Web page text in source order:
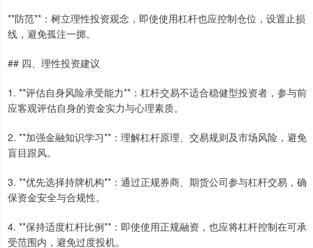
**防范**：树立理性投资观念，即使使用杠杆也应控制仓位，设置止损
线，避免孤注一掷。
## 四、理性投资建议
1. **评估自身风险承受能力**：杠杆交易不适合稳健型投资者，参与前
应客观评估自身的资金实力与心理素质。
2. **加强金融知识学习**：理解杠杆原理、交易规则及市场风险，避免
盲目跟风。
3. **优先选择持牌机构**：通过正规券商、期货公司参与杠杆交易，确
保资金安全与合规性。
4. **保持适度杠杆比例**：即使使用正规融资，也应将杠杆控制在可承
受范围内，避免过度投机。